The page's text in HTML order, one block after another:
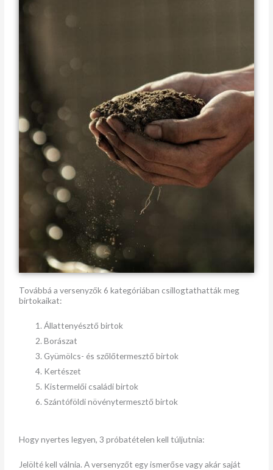
Továbbá a versenyzők 6 kategóriában csillogtathatták meg
birtokaikat:
Állattenyésztő birtok
Borászat
Gyümölcs- és szőlőtermesztő birtok
Kertészet
Kistermelői családi birtok
Szántóföldi növénytermesztő birtok
Hogy nyertes legyen, 3 próbatételen kell túljutnia:
Jelölté kell válnia. A versenyzőt egy ismerőse vagy akár saját